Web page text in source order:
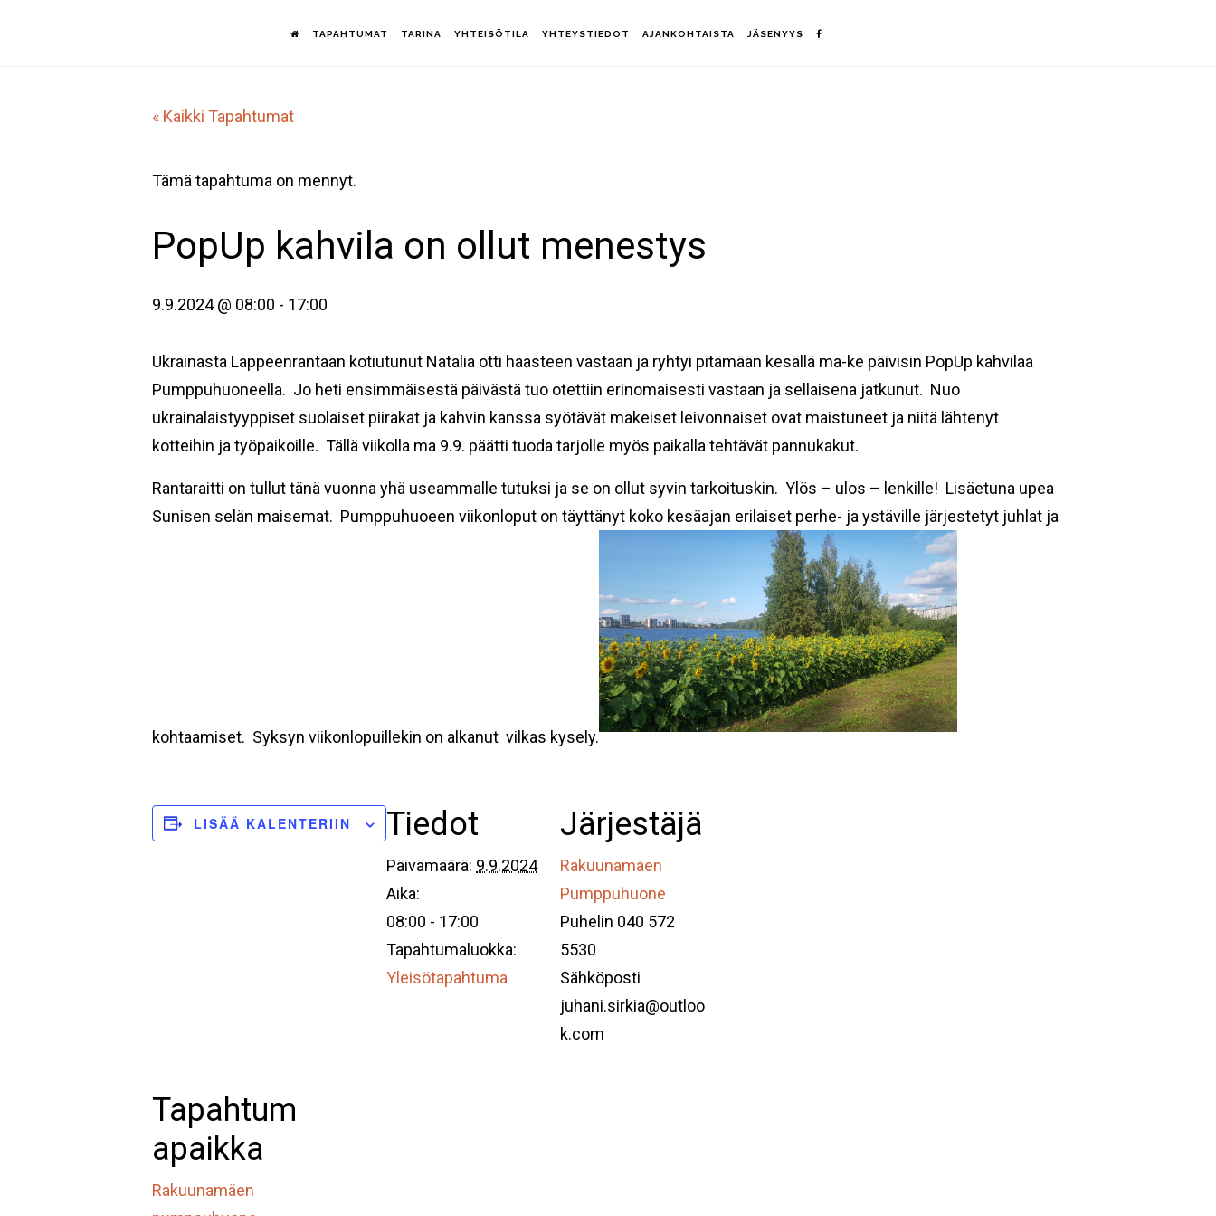
TAPAHTUMAT TARINA YHTEISÖTILA YHTEYSTIEDOT AJANKOHTAISTA JÄSENYYS
« Kaikki Tapahtumat
Tämä tapahtuma on mennyt.
PopUp kahvila on ollut menestys
9.9.2024 @ 08:00 - 17:00
Ukrainasta Lappeenrantaan kotiutunut Natalia otti haasteen vastaan ja ryhtyi pitämään kesällä ma-ke päivisin PopUp kahvilaa
Pumppuhuoneella. Jo heti ensimmäisestä päivästä tuo otettiin erinomaisesti vastaan ja sellaisena jatkunut. Nuo
ukrainalaistyyppiset suolaiset piirakat ja kahvin kanssa syötävät makeiset leivonnaiset ovat maistuneet ja niitä lähtenyt
kotteihin ja työpaikoille. Tällä viikolla ma 9.9. päätti tuoda tarjolle myös paikalla tehtävät pannukakut.
Rantaraitti on tullut tänä vuonna yhä useammalle tutuksi ja se on ollut syvin tarkoituskin. Ylös – ulos – lenkille! Lisäetuna upea
Sunisen selän maisemat. Pumppuhuoeen viikonloput on täyttänyt koko kesäajan erilaiset perhe- ja ystäville järjestetyt juhlat ja
kohtaamiset. Syksyn viikonlopuillekin on alkanut vilkas kysely.
LISÄÄ KALENTERIIN Tiedot
Päivämäärä: 9.9.2024
Aika:
08:00 - 17:00
Tapahtumaluokka:
Yleisötapahtuma
Järjestäjä
Rakuunamäen
Pumppuhuone
Puhelin 040 572
5530
Sähköposti
juhani.sirkia@outloo
k.com
Tapahtum
apaikka
Rakuunamäen